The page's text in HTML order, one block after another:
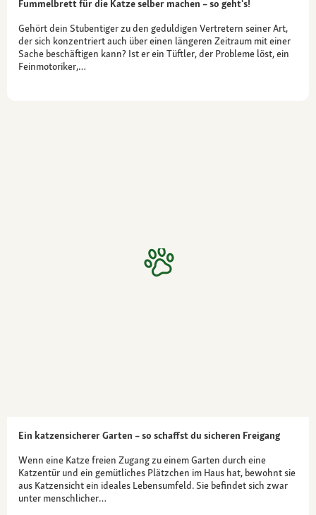
Fummelbrett für die Katze selber machen – so geht's!
Gehört dein Stubentiger zu den geduldigen Vertretern seiner Art,
der sich konzentriert auch über einen längeren Zeitraum mit einer
Sache beschäftigen kann? Ist er ein Tüftler, der Probleme löst, ein
Feinmotoriker,…
Ein katzensicherer Garten – so schaffst du sicheren Freigang
Wenn eine Katze freien Zugang zu einem Garten durch eine
Katzentür und ein gemütliches Plätzchen im Haus hat, bewohnt sie
aus Katzensicht ein ideales Lebensumfeld. Sie befindet sich zwar
unter menschlicher…